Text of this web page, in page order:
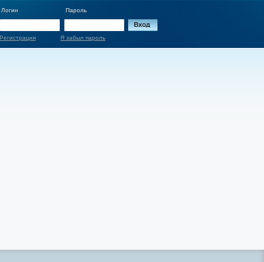
Логин Пароль
Регистрация Я забыл пароль